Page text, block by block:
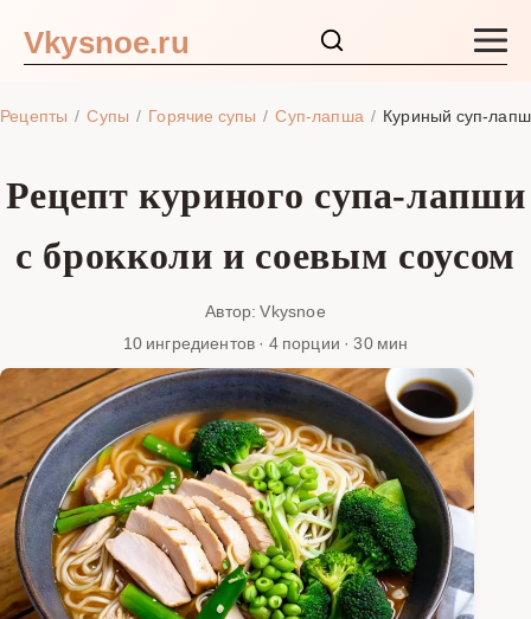
Vkysnoe.ru
Рецепты Супы Горячие супы Суп-лапша Куриный суп-
Рецепт куриного супа-лапши
с брокколи и соевым соусом
Автор: Vkysnoe
10 ингредиентов · 4 порции · 30 мин